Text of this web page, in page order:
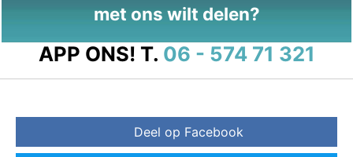
met ons wilt delen?
APP ONS! T. 06 - 574 71 321
Deel op Facebook